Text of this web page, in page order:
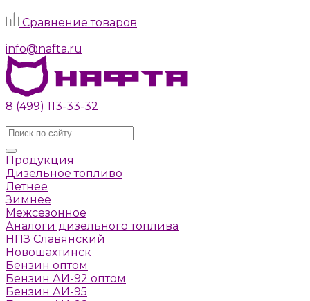
Сравнение товаров
info@nafta.ru
8 (499) 113-33-32
Продукция
Дизельное топливо
Летнее
Зимнее
Межсезонное
Аналоги дизельного топлива
НПЗ Славянский
Новошахтинск
Бензин оптом
Бензин АИ-92 оптом
Бензин АИ-95